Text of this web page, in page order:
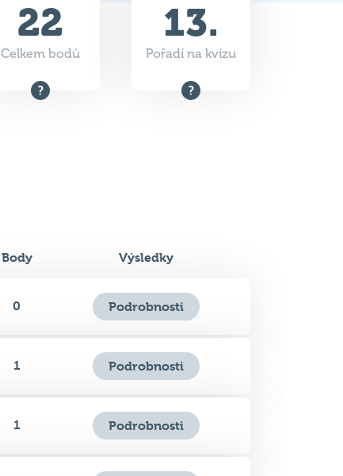
22
Celkem bodů
13.
Pořadí na kvízu
Body Výsledky
0 Podrobnosti
1 Podrobnosti
1 Podrobnosti